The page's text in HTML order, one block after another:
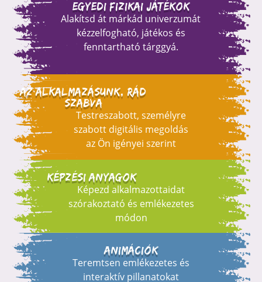
Egyedi fizikai játékok
Alakítsd át márkád univerzumát
kézzelfogható, játékos és
fenntartható tárggyá.
Az alkalmazásunk, rád
szabva
Testreszabott, személyre
szabott digitális megoldás
az Ön igényei szerint
Képzési anyagok
Képezd alkalmazottaidat
szórakoztató és emlékezetes
módon
Animációk
Teremtsen emlékezetes és
interaktív pillanatokat